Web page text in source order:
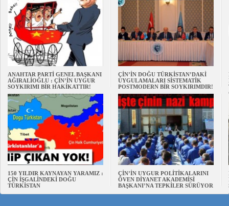
ANAHTAR PARTİ GENEL BAŞKANI
AĞIRALİOĞLU : ÇİN’İN UYGUR
SOYKIRIMI BİR HAKİKATTIR!
ÇİN’İN DOĞU TÜRKİSTAN’DAKİ
UYGULAMALARI SİSTEMATİK
POSTMODERN BİR SOYKIRIMDIR!
150 YILDIR KAYNAYAN YARAMIZ :
ÇİN İŞGALİNDEKİ DOĞU
TÜRKİSTAN
ÇİN’İN UYGUR POLİTİKALARINI
ÖVEN DİYANET AKADEMİSİ
BAŞKANI’NA TEPKİLER SÜRÜYOR